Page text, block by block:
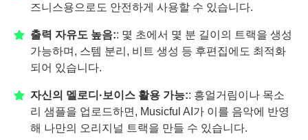
즈니스용으로도 안전하게 사용할 수 있습니다.
출력 자유도 높음:: 몇 초에서 몇 분 길이의 트랙을 생성
가능하며, 스템 분리, 비트 생성 등 후편집에도 최적화
되어 있습니다.
자신의 멜로디·보이스 활용 가능:: 흥얼거림이나 목소
리 샘플을 업로드하면, Musicful AI가 이를 음악에 반영
해 나만의 오리지널 트랙을 만들 수 있습니다.